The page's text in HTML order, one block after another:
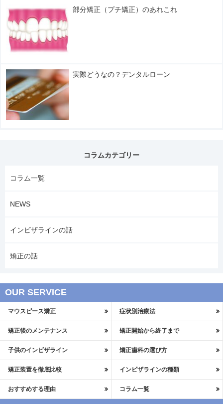
部分矯正（プチ矯正）のあれこれ
実際どうなの？デンタルローン
コラムカテゴリー
コラム一覧
NEWS
インビザラインの話
矯正の話
OUR SERVICE
マウスピース矯正 症状別治療法
矯正後のメンテナンス 矯正開始から終了まで
子供のインビザライン 矯正歯科の選び方
矯正装置を徹底比較 インビザラインの種類
おすすめする理由 コラム一覧